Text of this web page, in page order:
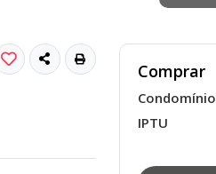
Comprar
Condomínio
IPTU